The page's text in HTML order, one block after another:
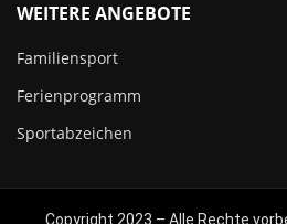
WEITERE ANGEBOTE
Familiensport
Ferienprogramm
Sportabzeichen
Copyright 2023 – Alle Rechte